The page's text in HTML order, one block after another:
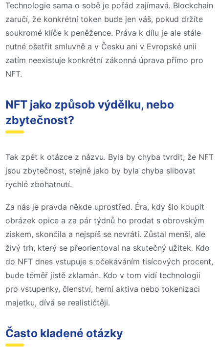
Technologie sama o sobě je pořád zajímavá. Blockchain
zaručí, že konkrétní token bude jen váš, pokud držíte
soukromé klíče k peněžence. Práva k dílu je ale stále
nutné ošetřit smluvně a v Česku ani v Evropské unii
zatím neexistuje konkrétní zákonná úprava přímo pro
NFT.
NFT jako způsob výdělku, nebo
zbytečnost?
Tak zpět k otázce z názvu. Byla by chyba tvrdit, že NFT
jsou zbytečnost, stejně jako by byla chyba slibovat
rychlé zbohatnutí.
Za nás je pravda někde uprostřed. Éra, kdy šlo koupit
obrázek opice a za pár týdnů ho prodat s obrovským
ziskem, skončila a nejspíš se nevrátí. Zůstal menší, ale
živý trh, který se přeorientoval na skutečný užitek. Kdo
do NFT dnes vstupuje s očekáváním tisícových procent,
bude téměř jistě zklamán. Kdo v tom vidí technologii
pro vstupenky, členství, herní aktiva nebo tokenizaci
majetku, dívá se realističtěji.
Často kladené otázky